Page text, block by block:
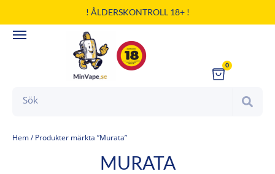
till
innehåll
! ÅLDERSKONTROLL 18+ !
0
Cart
Hem/ Produkter märkta ”Murata”
MURATA